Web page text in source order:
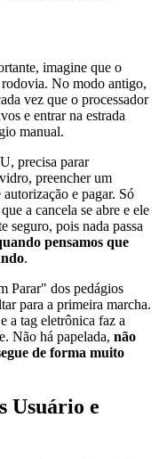
imagine que o
No modo antigo,
vez que o processador
e entrar na estrada
manual.
precisa parar
preencher um
e pagar. Só
a cancela se abre e ele
seguro, pois nada passa
pensamos que
.
Parar" dos pedágios
para a primeira marcha.
a tag eletrônica faz a
Não há papelada, não
de forma muito
Usuário e